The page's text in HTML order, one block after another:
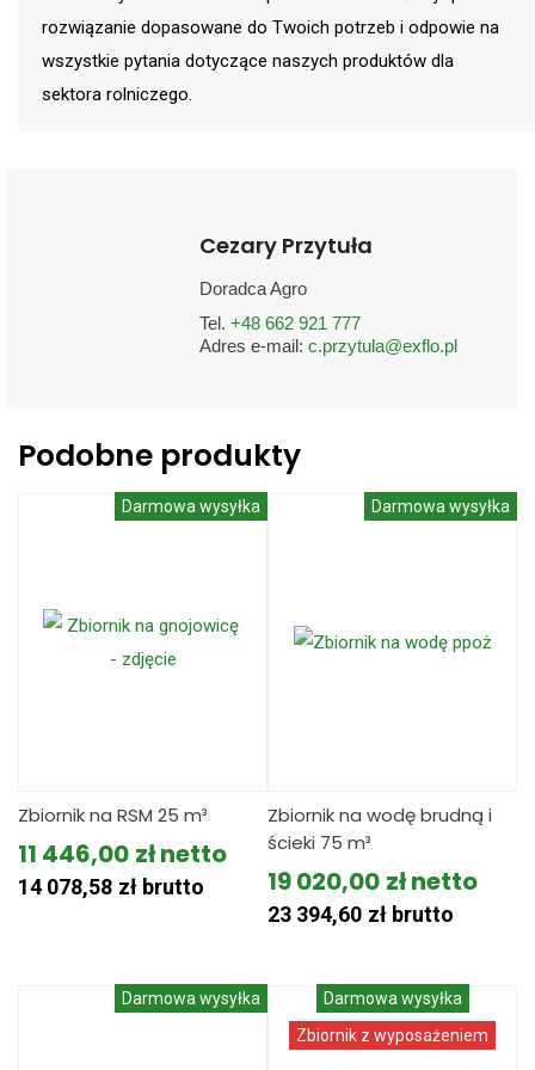
rozwiązanie dopasowane do Twoich potrzeb i odpowie na
wszystkie pytania dotyczące naszych produktów dla
sektora rolniczego.
Cezary Przytuła
Doradca Agro
Tel. +48 662 921 777
Adres e-mail: c.przytula@exflo.pl
Podobne produkty
Zbiornik na RSM 25 m³
Darmowa wysyłka
11 446,00 zł
14 078,58 zł brutto
Zbiornik na wodę brudną i
ścieki 75 m³
Darmowa wysyłka
19 020,00 zł
23 394,60 zł brutto
Darmowa wysyłka
Darmowa wysyłka
Zbiornik z wyposażeniem